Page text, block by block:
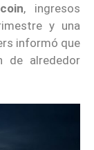
, ingresos
y una
informó que
de alrededor